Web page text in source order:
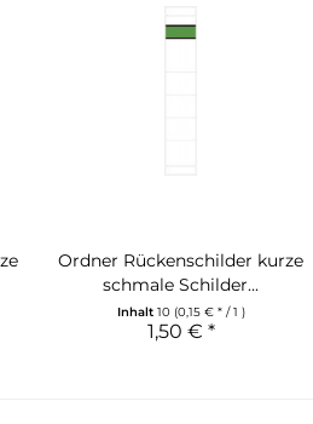
Ordner Rückenschilder kurze
schmale Schilder...
Inhalt 10 (0,15 € * / 1 )
1,50 € *